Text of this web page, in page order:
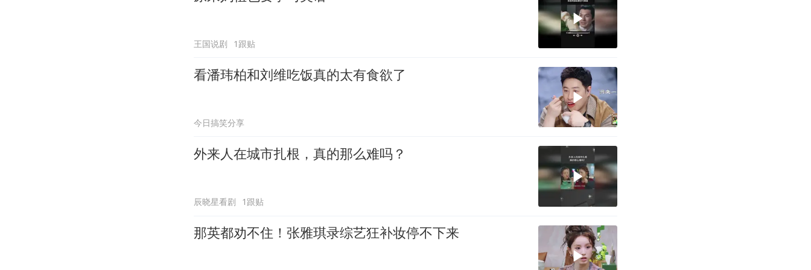
王国说剧 1跟贴
看潘玮柏和刘维吃饭真的太有食欲了
今日搞笑分享
外来人在城市扎根，真的那么难吗？
辰晓星看剧 1跟贴
那英都劝不住！张雅琪录综艺狂补妆停不下来